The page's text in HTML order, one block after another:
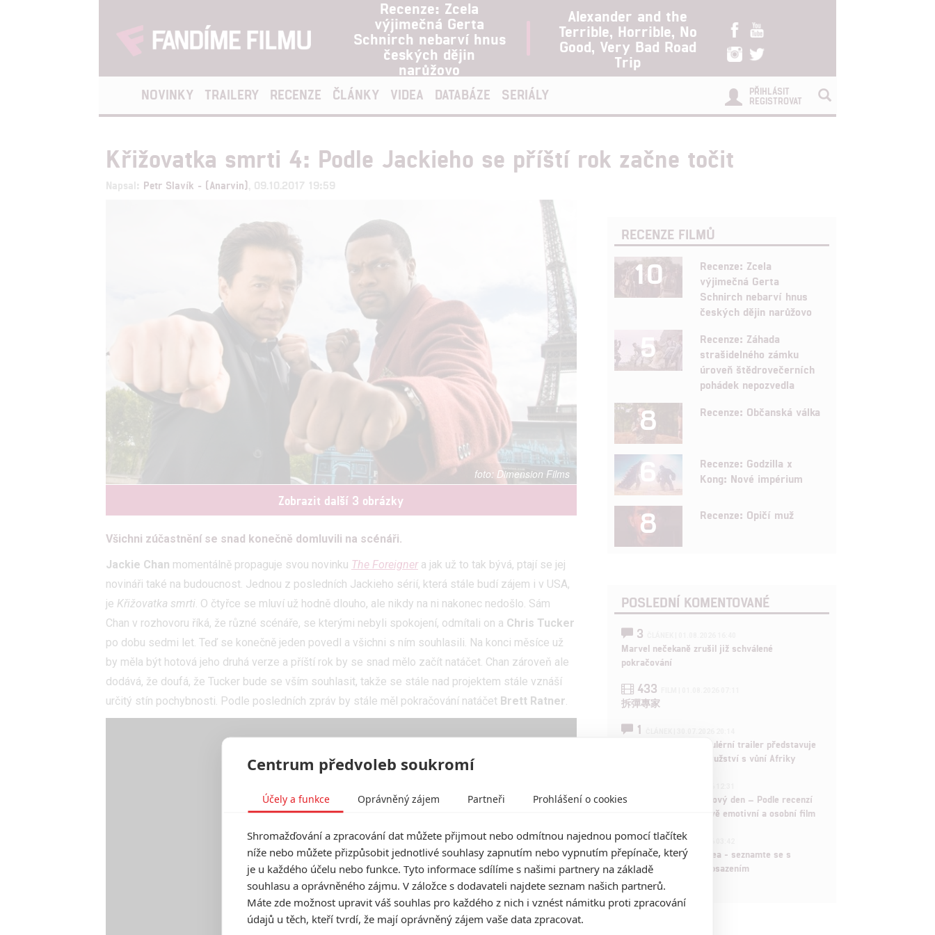
Recenze: Zcela
výjimečná Gerta
Schnirch nebarví hnus
českých dějin
narůžovo
Alexander and the
Terrible, Horrible, No
Good, Very Bad Road
Trip
NOVINKY TRAILERY RECENZE ČLÁNKY VIDEA DATABÁZE SERIÁLY
PŘIHLÁSIT
REGISTROVAT
Křižovatka smrti 4: Podle Jackieho se příští rok začne točit
Napsal: Petr Slavík - (Anarvin) , 09.10.2017 19:59
Dimension Films
Zobrazit další 3 obrázky
Všichni zúčastnění se snad konečně domluvili na scénáři.
Jackie Chan momentálně propaguje svou novinku The Foreignera jak už to tak bývá, ptají se jej
novináři také na budoucnost. Jednou z posledních Jackieho sérií, která stále budí zájem i v USA,
je Křižovatka smrti. O čtyřce se mluví už hodně dlouho, ale nikdy na ni nakonec nedošlo. Sám
Chan v rozhovoru říká, že různé scénáře, se kterými nebyli spokojení, odmítali on a Chris Tucker
po dobu sedmi let. Teď se konečně jeden povedl a všichni s ním souhlasili. Na konci měsíce už
by měla být hotová jeho druhá verze a příští rok by se snad mělo začít natáčet. Chan zároveň ale
dodává, že doufá, že Tucker bude se vším souhlasit, takže se stále nad projektem stále vznáší
určitý stín pochybnosti. Podle posledních zpráv by stále měl pokračování natáčet Brett Ratner.
RECENZE FILMŮ
10
Recenze: Zcela
výjimečná Gerta
Schnirch nebarví hnus
českých dějin narůžovo
5
Recenze: Záhada
strašidelného zámku
úroveň štědrovečerních
pohádek nepozvedla
8 Recenze: Občanská válka
6
Recenze: Godzilla x
Kong: Nové impérium
8 Recenze: Opičí muž
POSLEDNÍ KOMENTOVANÉ
3
Marvel nečekaně zrušil již schválené
pokračování
433
拆彈專家
1
Děti krve a kostí: Regulérní trailer představuje
akční fantasy dobrodružství s vůní Afriky
Spider-Man: Zbrusu nový den – Podle recenzí
máme čekat překvapivě emotivní a osobní film
1ČLÁNEK | 30.07.2026 03:42
Velké preview: Odyssea - seznamte se s
maximálně nabitým obsazením
Centrum předvoleb soukromí
Účely a funkce Oprávněný zájem Partneři Prohlášení o cookies
Shromažďování a zpracování dat můžete přijmout nebo odmítnou najednou pomocí tlačítek
níže nebo můžete přizpůsobit jednotlivé souhlasy zapnutím nebo vypnutím přepínače, který
je u každého účelu nebo funkce. Tyto informace sdílíme s našimi partnery na základě
souhlasu a oprávněného zájmu. V záložce s dodavateli najdete seznam našich partnerů.
Máte zde možnost upravit váš souhlas pro každého z nich i vznést námitku proti zpracování
údajů u těch, kteří tvrdí, že mají oprávněný zájem vaše data zpracovat.